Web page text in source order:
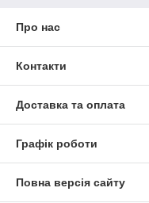
Про нас
Контакти
Доставка та оплата
Графік роботи
Повна версія сайту